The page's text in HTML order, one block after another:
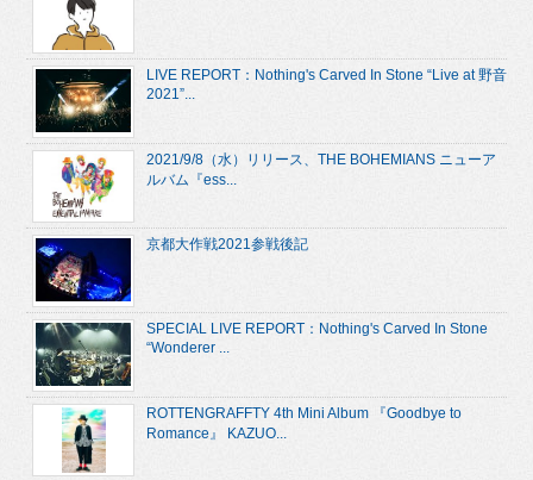
LIVE REPORT：Nothing's Carved In Stone “Live at 野音
2021”...
2021/9/8（水）リリース、THE BOHEMIANS ニューア
ルバム『ess...
京都大作戦2021参戦後記
SPECIAL LIVE REPORT：Nothing's Carved In Stone
“Wonderer ...
ROTTENGRAFFTY 4th Mini Album 『Goodbye to
Romance』 KAZUO...